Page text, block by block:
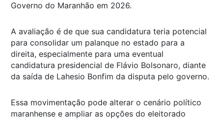
Governo do Maranhão em 2026.
A avaliação é de que sua candidatura teria potencial
para consolidar um palanque no estado para a
direita, especialmente para uma eventual
candidatura presidencial de Flávio Bolsonaro, diante
da saída de Lahesio Bonfim da disputa pelo governo.
Essa movimentação pode alterar o cenário político
maranhense e ampliar as opções do eleitorado